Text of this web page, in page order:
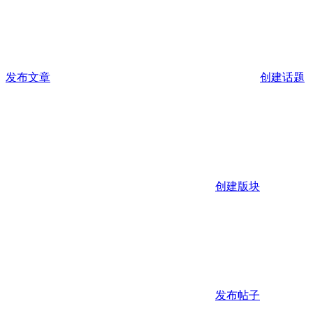
发布文章 创建话题
创建版块
发布帖子